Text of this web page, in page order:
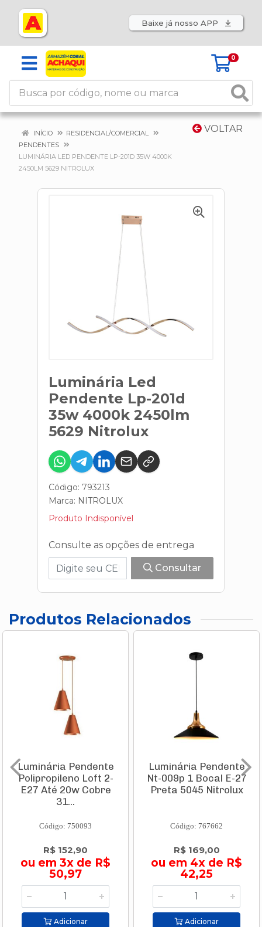
Baixe já nosso APP
0
VOLTAR
INÍCIO
RESIDENCIAL/COMERCIAL
PENDENTES
LUMINÁRIA LED PENDENTE LP-201D 35W 4000K
2450LM 5629 NITROLUX
Luminária Led
Pendente Lp-201d
35w 4000k 2450lm
5629 Nitrolux
Código: 793213
Marca: NITROLUX
Produto Indisponível
Consulte as opções de entrega
Consultar
Produtos Relacionados
Luminária Pendente
Polipropileno Loft 2-
E27 Até 20w Cobre
31...
Código: 750093
R$ 152,90
ou em 3x de R$
50,97
Adicionar
Luminária Pendente
Nt-009p 1 Bocal E-27
Preta 5045 Nitrolux
Código: 767662
R$ 169,00
ou em 4x de R$
42,25
Adicionar